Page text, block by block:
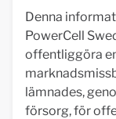
Denna
PowerCell
offentliggöra
lämnades,
försorg, för